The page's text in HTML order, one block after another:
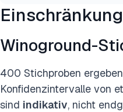
Winoground-
400 Stichproben
Konfidenzintervalle von
sind indikativ, nicht